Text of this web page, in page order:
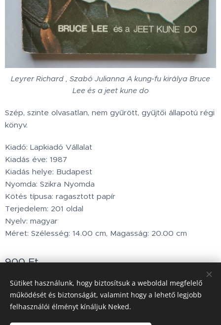
Leyrer Richard , Szabó Julianna A kung-fu királya Bruce
Lee és a jeet kune do
Szép, szinte olvasatlan, nem gyűrött, gyűjtői állapotú régi
könyv.
Kiadó: Lapkiadó Vállalat
Kiadás éve: 1987
Kiadás helye: Budapest
Nyomda: Szikra Nyomda
Kötés típusa: ragasztott papír
Terjedelem: 201 oldal
Nyelv: magyar
Méret: Szélesség: 14.00 cm, Magasság: 20.00 cm
900Ft
Minden jog fenntartva © 2002.www.holdbarka.com
Sütiket használunk, hogy biztosítsuk a weboldal megfelelő
működését és biztonságát, valamint hogy a lehető legjobb
felhasználói élményt kínáljuk Neked.